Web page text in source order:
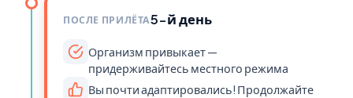
ПОСЛЕ ПРИЛЁТА5-й день
Организм привыкает —
придерживайтесь местного режима
Вы почти адаптировались! Продолжайте